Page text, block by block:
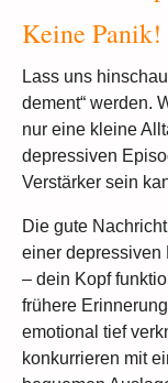
Keine Panik!
Lass uns
dement“ werden.
nur eine kleine
depressiven
Verstärker sein
Die gute
einer depressiven
– dein Kopf
frühere
emotional tief
konkurrieren mit